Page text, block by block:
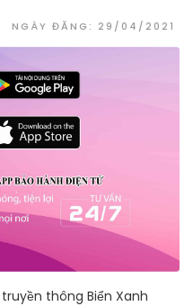
NGÀY ĐĂNG: 29/04/2021
thông Biển Xanh